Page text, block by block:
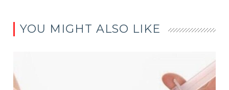
YOU MIGHT ALSO LIKE